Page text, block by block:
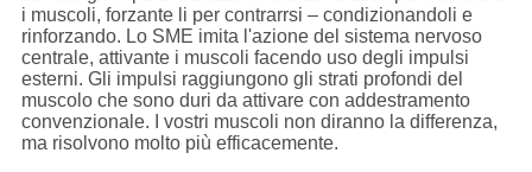
i muscoli, forzante li per contrarrsi – condizionandoli e
rinforzando. Lo SME imita l'azione del sistema nervoso
centrale, attivante i muscoli facendo uso degli impulsi
esterni. Gli impulsi raggiungono gli strati profondi del
muscolo che sono duri da attivare con addestramento
convenzionale. I vostri muscoli non diranno la differenza,
ma risolvono molto più efficacemente.